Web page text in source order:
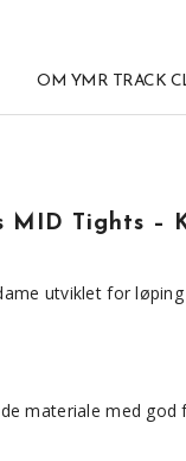
OM YMR TRACK
MID Tights –
utviklet for
materiale med